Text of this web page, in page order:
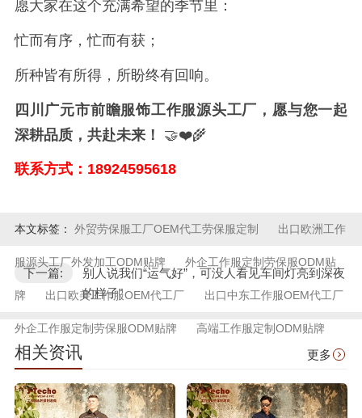
愿大家在这个充满希望的季节里：
忙而有序，忙而有获；
所种皆有所得，所盼终有回响。
四川广元市前瞻服饰工作服源头工厂，愿与您一起
深耕品质，共赴未来！
🤝❤️🌾
联系方式：18924595618
本文标签： 外贸劳保服工厂OEM代工劳保服定制 出口欧洲工作
服源头工厂外发加工ODM贴牌 外企工作服定制劳保服ODM贴
牌 出口欧美工作服OEM代工厂 出口中东工作服OEM代工厂
外企工作服定制劳保服ODM贴牌 高端工作服定制ODM贴牌
下一篇:
别人说我们“运气好”，可没人看见车间灯亮到深夜
的样子"
相关资讯 更多